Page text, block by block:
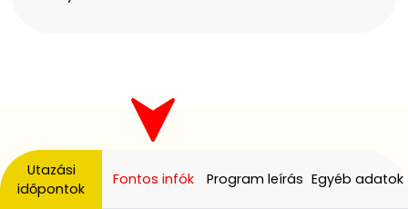
Utazási
időpontok
Fontos infók Program leírás Egyéb adatok